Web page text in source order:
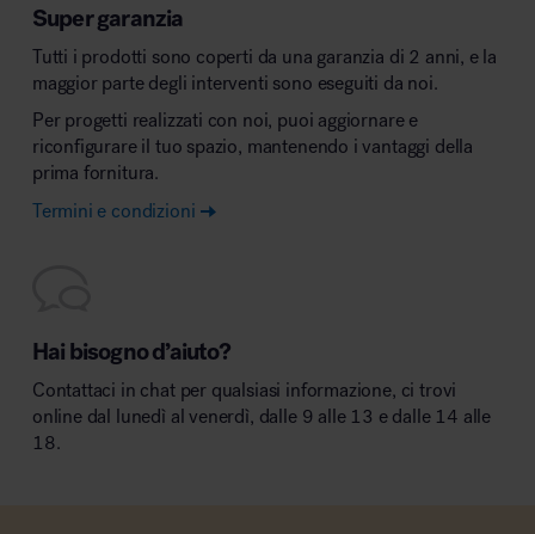
Super garanzia
Tutti i prodotti sono coperti da una garanzia di 2 anni, e la
maggior parte degli interventi sono eseguiti da noi.
Per progetti realizzati con noi, puoi aggiornare e
riconfigurare il tuo spazio, mantenendo i vantaggi della
prima fornitura.
Termini e condizioni
Hai bisogno d’aiuto?
Contattaci in chat per qualsiasi informazione, ci trovi
online dal lunedì al venerdì, dalle 9 alle 13 e dalle 14 alle
18.